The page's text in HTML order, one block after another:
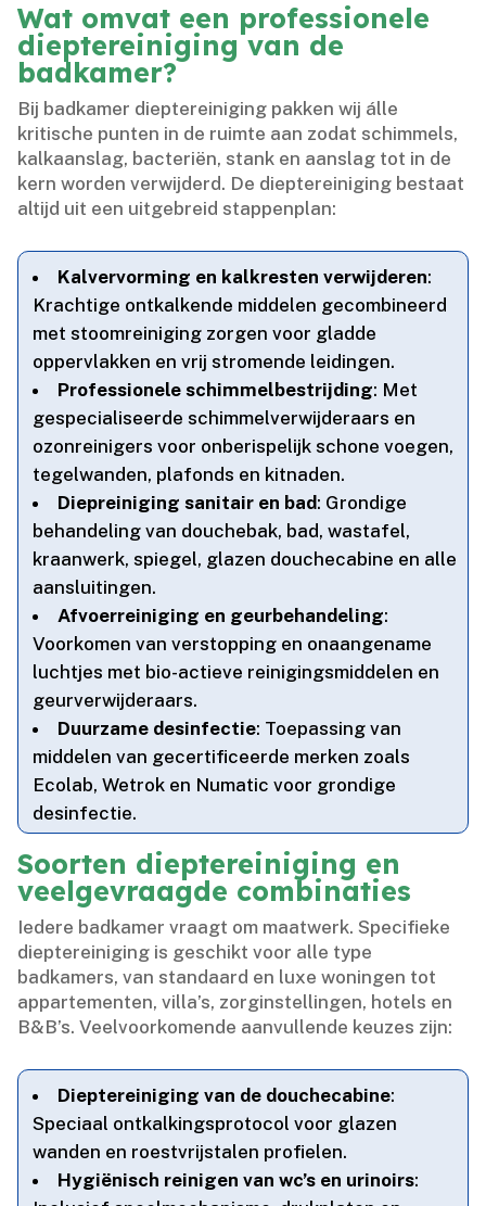
Wat omvat een professionele
dieptereiniging van de
badkamer?
Bij badkamer dieptereiniging pakken wij álle
kritische punten in de ruimte aan zodat schimmels,
kalkaanslag, bacteriën, stank en aanslag tot in de
kern worden verwijderd.​ De dieptereiniging bestaat
altijd uit een uitgebreid stappenplan:
Kalvervorming en kalkresten verwijderen:
Krachtige ontkalkende middelen gecombineerd
met stoomreiniging zorgen voor gladde
oppervlakken en vrij stromende leidingen.​
Professionele schimmelbestrijding: Met
gespecialiseerde schimmelverwijderaars en
ozonreinigers voor onberispelijk schone voegen,
tegelwanden, plafonds en kitnaden.​
Diepreiniging sanitair en bad: Grondige
behandeling van douchebak, bad, wastafel,
kraanwerk, spiegel, glazen douchecabine en alle
aansluitingen.​
Afvoerreiniging en geurbehandeling:
Voorkomen van verstopping en onaangename
luchtjes met bio-actieve reinigingsmiddelen en
geurverwijderaars.​
Duurzame desinfectie: Toepassing van
middelen van gecertificeerde merken zoals
Ecolab, Wetrok en Numatic voor grondige
desinfectie.​
Soorten dieptereiniging en
veelgevraagde combinaties
Iedere badkamer vraagt om maatwerk.​ Specifieke
dieptereiniging is geschikt voor alle type
badkamers, van standaard en luxe woningen tot
appartementen, villa’s, zorginstellingen, hotels en
B&B’s.​ Veelvoorkomende aanvullende keuzes zijn:
Dieptereiniging van de douchecabine:
Speciaal ontkalkingsprotocol voor glazen
wanden en roestvrijstalen profielen.​
Hygiënisch reinigen van wc’s en urinoirs: